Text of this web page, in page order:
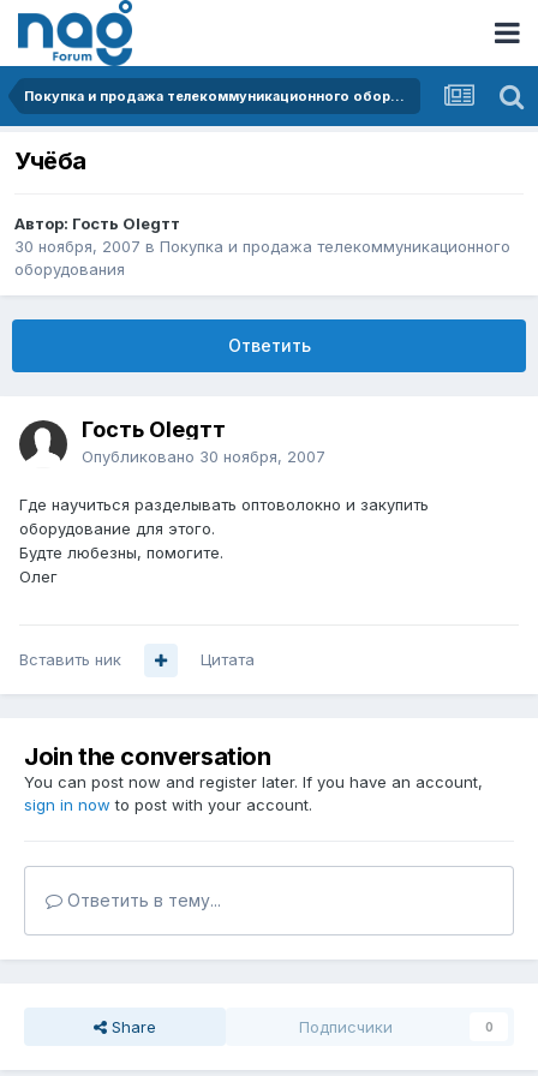
Покупка и продажа телекоммуникационного оборудования
Учёба
Автор: Гость Olegтт
30 ноября, 2007 в Покупка и продажа телекоммуникационного
оборудования
Ответить
Гость Olegтт
Опубликовано 30 ноября, 2007
Где научиться разделывать оптоволокно и закупить
оборудование для этого.
Будте любезны, помогите.
Олег
Вставить ник Цитата
Join the conversation
You can post now and register later. If you have an account,
sign in now to post with your account.
Ответить в тему...
Share Подписчики 0